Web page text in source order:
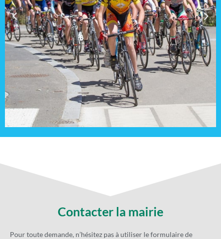
Contacter la mairie
Pour toute demande, n’hésitez pas à utiliser le formulaire de